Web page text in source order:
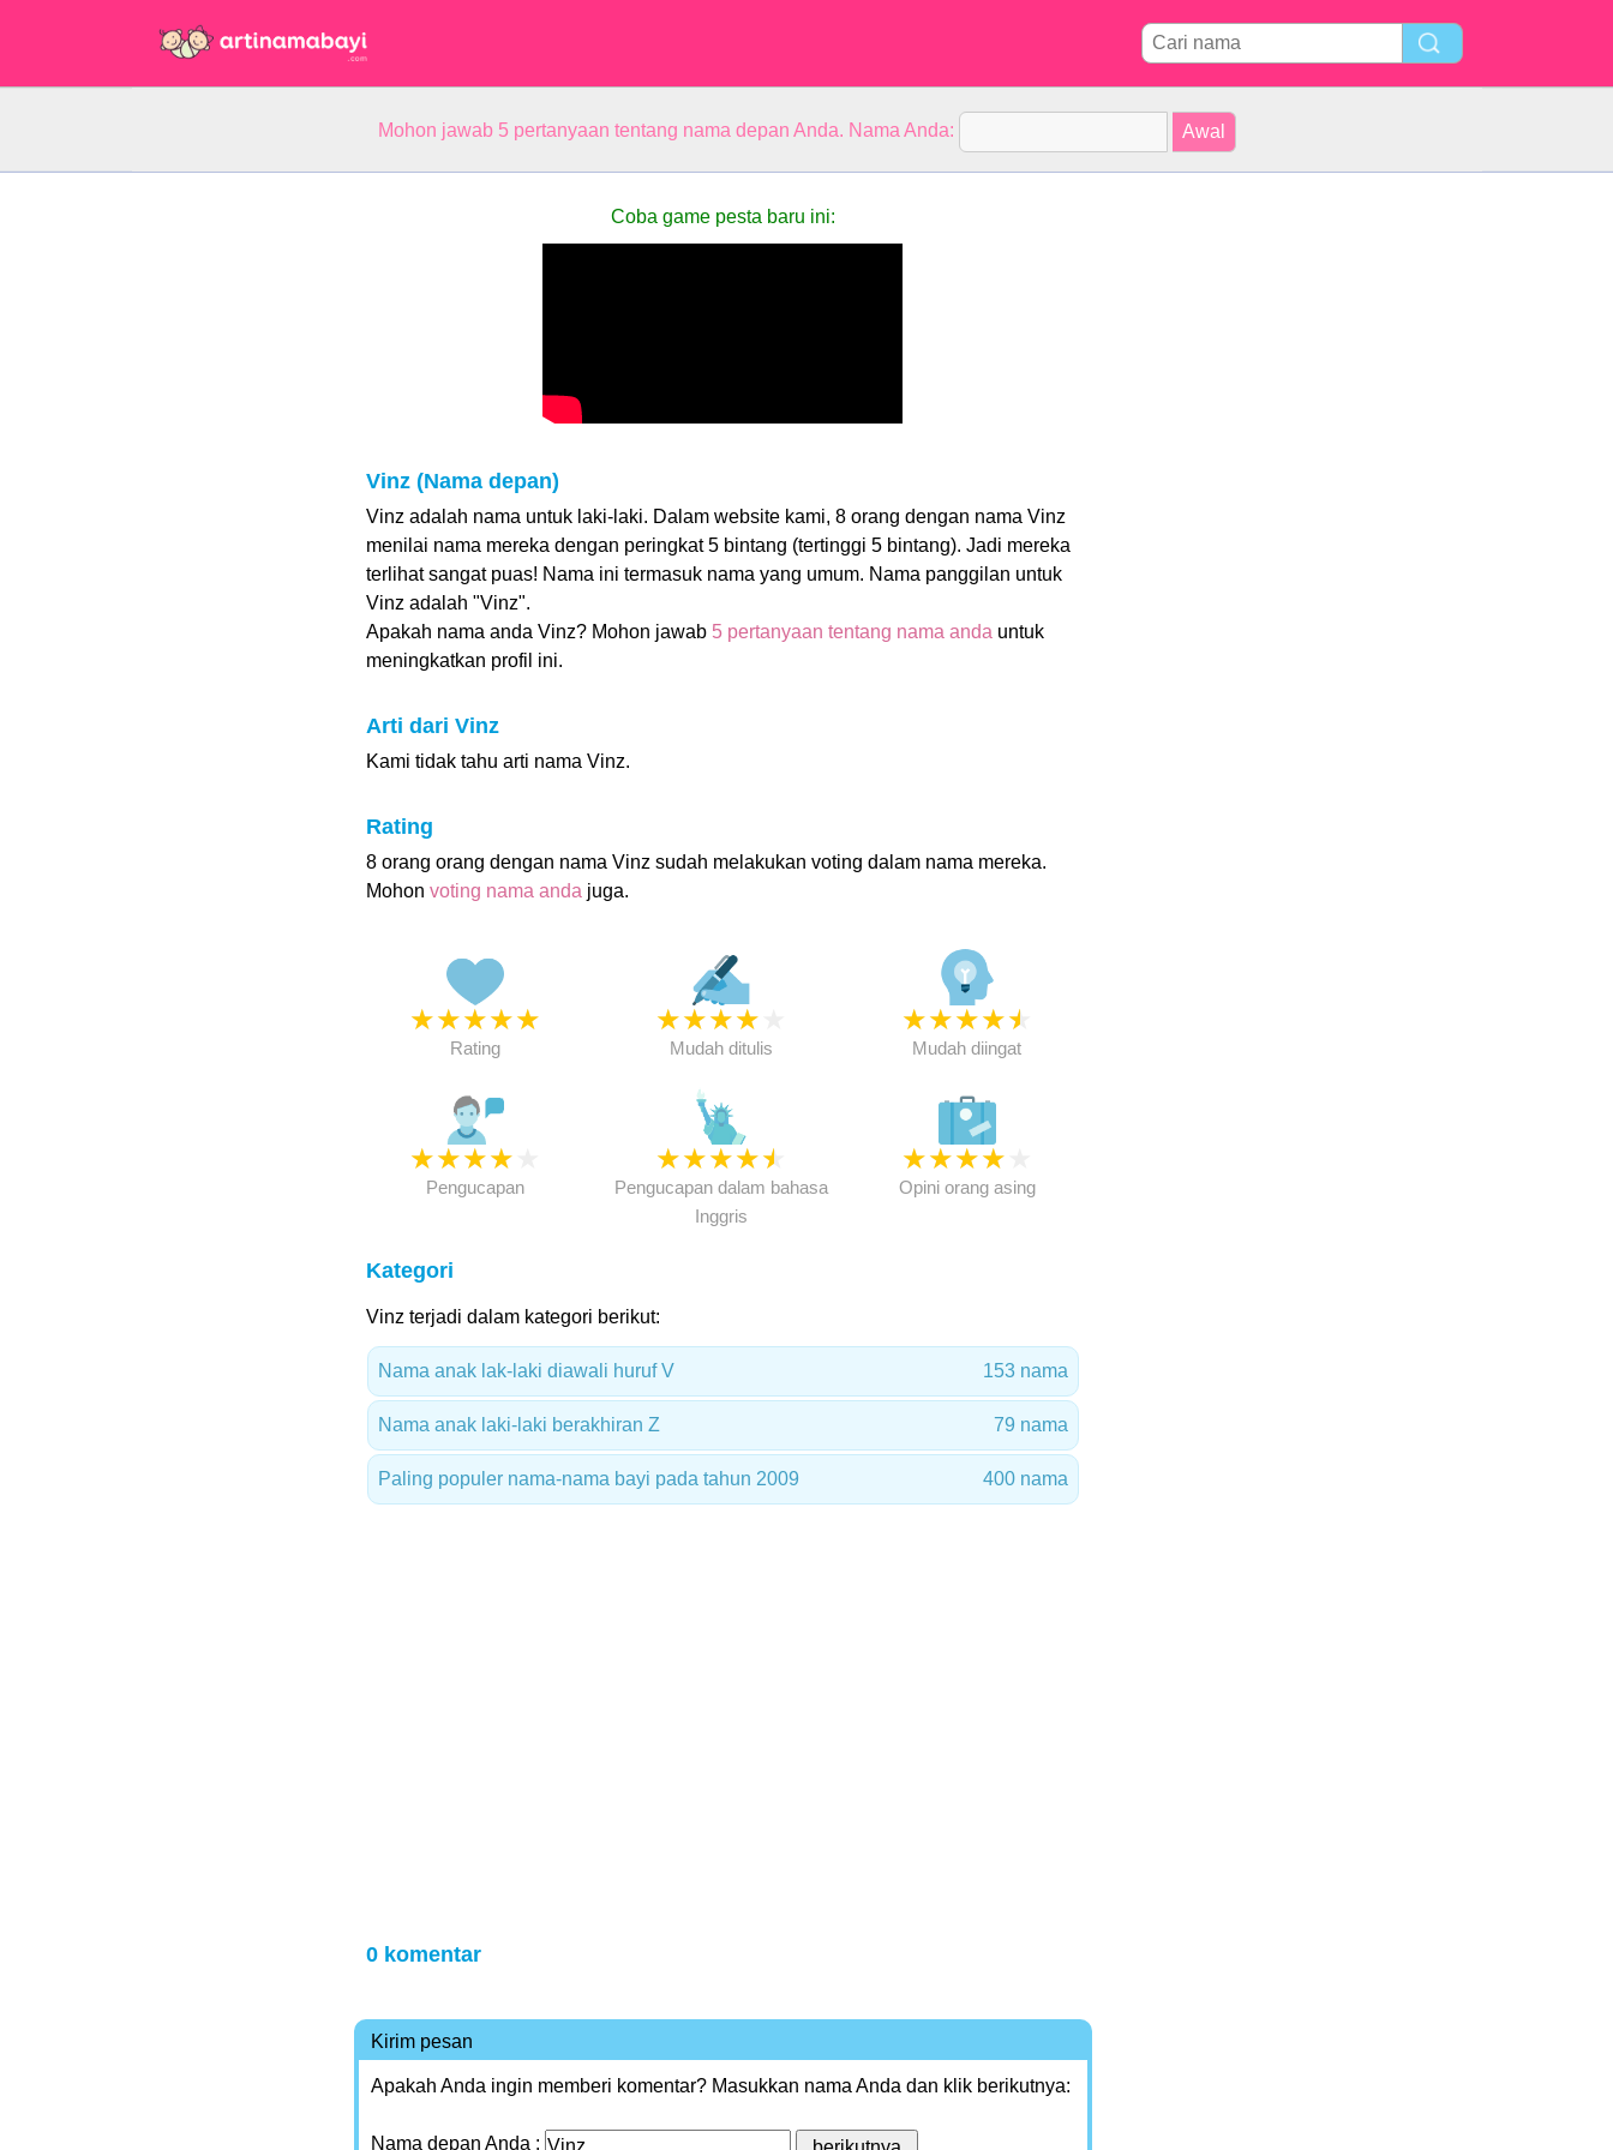
Mohon jawab 5 pertanyaan tentang nama depan Anda. Nama Anda:
Coba game pesta baru ini:
Vinz (Nama depan)
Vinz adalah nama untuk laki-laki. Dalam website kami, 8 orang dengan nama Vinz
menilai nama mereka dengan peringkat 5 bintang (tertinggi 5 bintang). Jadi mereka
terlihat sangat puas! Nama ini termasuk nama yang umum. Nama panggilan untuk
Vinz adalah "Vinz".
Apakah nama anda Vinz? Mohon jawab 5 pertanyaan tentang nama anda untuk
meningkatkan profil ini.
Arti dari Vinz
Kami tidak tahu arti nama Vinz.
Rating
8 orang orang dengan nama Vinz sudah melakukan voting dalam nama mereka.
Mohon voting nama anda juga.
★★★★★
Rating
★★★★
Mudah ditulis
★★★★★
Mudah diingat
★★★★
Pengucapan
★★★★★
Pengucapan dalam bahasa
Inggris
★★★★
Opini orang asing
Kategori
Vinz terjadi dalam kategori berikut:
Nama anak lak-laki diawali huruf V 153 nama
Nama anak laki-laki berakhiran Z 79 nama
Paling populer nama-nama bayi pada tahun 2009 400 nama
0 komentar
Kirim pesan
Apakah Anda ingin memberi komentar? Masukkan nama Anda dan klik berikutnya:
Nama depan Anda :